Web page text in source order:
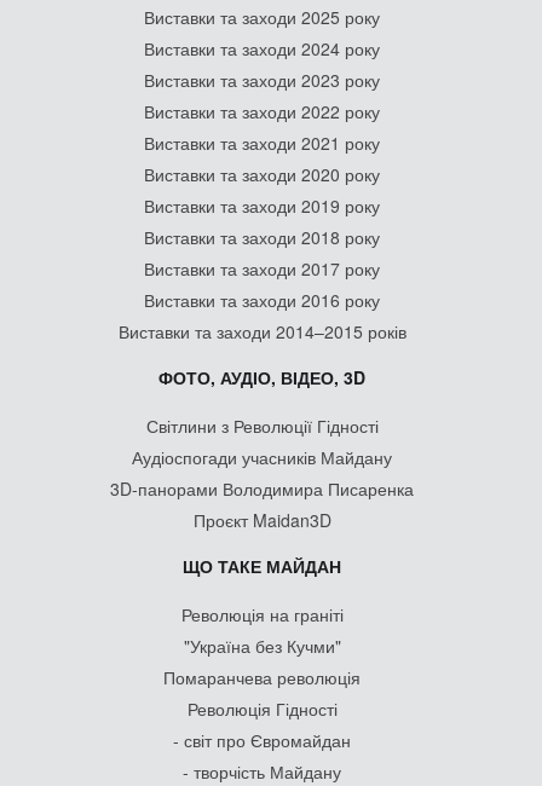
Виставки та заходи 2025 року
Виставки та заходи 2024 року
Виставки та заходи 2023 року
Виставки та заходи 2022 року
Виставки та заходи 2021 року
Виставки та заходи 2020 року
Виставки та заходи 2019 року
Виставки та заходи 2018 року
Виставки та заходи 2017 року
Виставки та заходи 2016 року
Виставки та заходи 2014–2015 років
ФОТО, АУДІО, ВІДЕО, 3D
Світлини з Революції Гідності
Аудіоспогади учасників Майдану
3D-панорами Володимира Писаренка
Проєкт Maidan3D
ЩО ТАКЕ МАЙДАН
Революція на граніті
"Україна без Кучми"
Помаранчева революція
Революція Гідності
- світ про Євромайдан
- творчість Майдану